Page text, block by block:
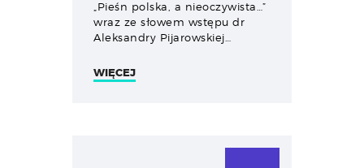
„Pieśn polska, a nieoczywista…”
wraz ze słowem wstępu dr
Aleksandry Pijarowskiej…
WIĘCEJ